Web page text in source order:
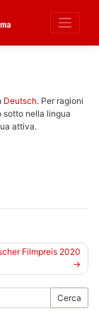
Deutsch. Per ragioni
nella lingua
attiva.
Filmpreis 2020
Cerca